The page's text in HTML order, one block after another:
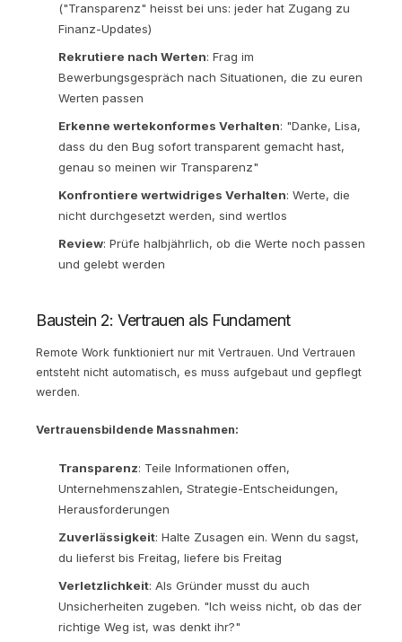
("Transparenz" heisst bei uns: jeder hat Zugang zu
Finanz-Updates)
Rekrutiere nach Werten: Frag im
Bewerbungsgespräch nach Situationen, die zu euren
Werten passen
Erkenne wertekonformes Verhalten: "Danke, Lisa,
dass du den Bug sofort transparent gemacht hast,
genau so meinen wir Transparenz"
Konfrontiere wertwidriges Verhalten: Werte, die
nicht durchgesetzt werden, sind wertlos
Review: Prüfe halbjährlich, ob die Werte noch passen
und gelebt werden
Baustein 2: Vertrauen als Fundament
Remote Work funktioniert nur mit Vertrauen. Und Vertrauen
entsteht nicht automatisch, es muss aufgebaut und gepflegt
werden.
Vertrauensbildende Massnahmen:
Transparenz: Teile Informationen offen,
Unternehmenszahlen, Strategie-Entscheidungen,
Herausforderungen
Zuverlässigkeit: Halte Zusagen ein. Wenn du sagst,
du lieferst bis Freitag, liefere bis Freitag
Verletzlichkeit: Als Gründer musst du auch
Unsicherheiten zugeben. "Ich weiss nicht, ob das der
richtige Weg ist, was denkt ihr?"